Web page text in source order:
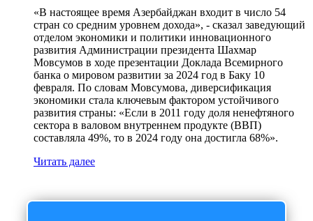
«В настоящее время Азербайджан входит в число 54
стран со средним уровнем дохода», - сказал заведующий
отделом экономики и политики инновационного
развития Администрации президента Шахмар
Мовсумов в ходе презентации Доклада Всемирного
банка о мировом развитии за 2024 год в Баку 10
февраля. По словам Мовсумова, диверсификация
экономики стала ключевым фактором устойчивого
развития страны: «Если в 2011 году доля ненефтяного
сектора в валовом внутреннем продукте (ВВП)
составляла 49%, то в 2024 году она достигла 68%».
Читать далее